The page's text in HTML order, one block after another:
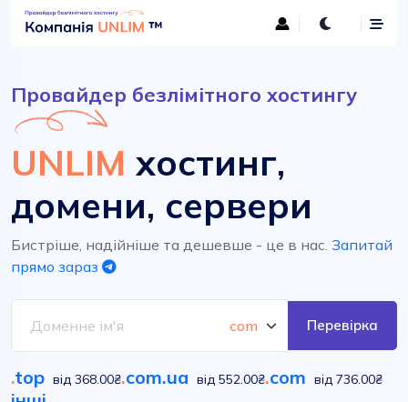
Провайдер безлімітного хостингу
UNLIM хостинг,
домени, сервери
Бистріше, надійніше та дешевше - це в нас. Запитай
прямо зараз
Перевірка
.top від 368.00₴.com.ua від 552.00₴.com від 736.00₴